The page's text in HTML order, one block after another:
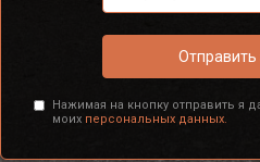
Отправить
Нажимая на кнопку отправить я
моих персональных данных.